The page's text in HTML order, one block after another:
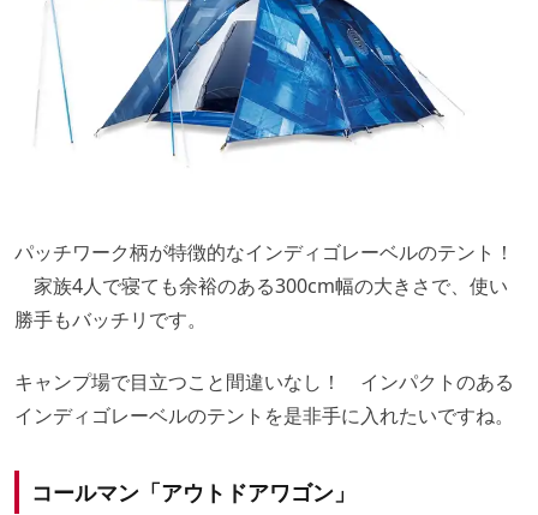
パッチワーク柄が特徴的なインディゴレーベルのテント！
家族4人で寝ても余裕のある300cm幅の大きさで、使い
勝手もバッチリです。
キャンプ場で目立つこと間違いなし！ インパクトのある
インディゴレーベルのテントを是非手に入れたいですね。
コールマン「アウトドアワゴン」